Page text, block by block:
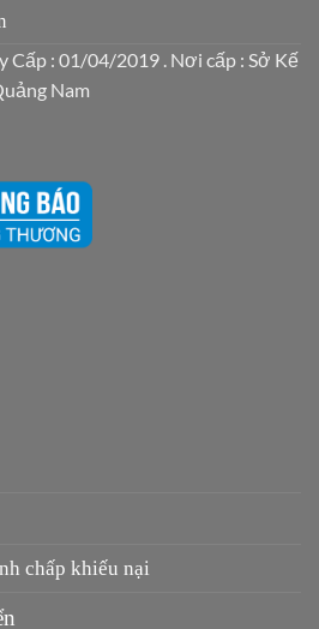
Cấp : 01/04/2019 . Nơi cấp : Sở Kế
Nam
chấp khiếu nại